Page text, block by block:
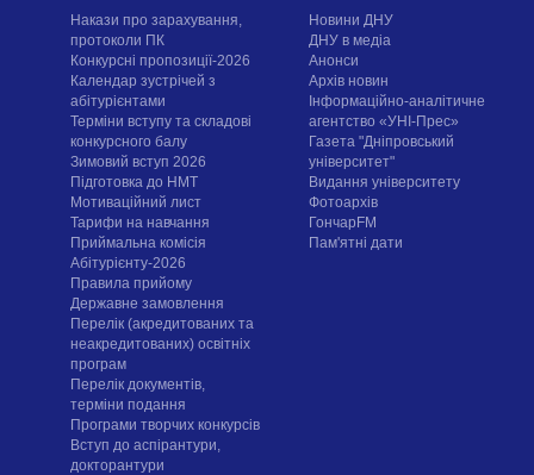
Накази про зарахування,
протоколи ПК
Конкурсні пропозиції-2026
Календар зустрічей з
абітурієнтами
Терміни вступу та складові
конкурсного балу
Зимовий вступ 2026
Підготовка до НМТ
Мотиваційний лист
Тарифи на навчання
Приймальна комісія
Абітурієнту-2026
Правила прийому
Державне замовлення
Перелік (акредитованих та
неакредитованих) освітніх
програм
Перелік документів,
терміни подання
Програми творчих конкурсiв
Вступ до аспірантури,
докторантури
Новини ДНУ
ДНУ в медіа
Анонси
Архів новин
Інформаційно-аналітичне
агентство «УНІ-Прес»
Газета "Дніпровський
університет"
Видання університету
Фотоархів
ГончарFM
Пам'ятні дати